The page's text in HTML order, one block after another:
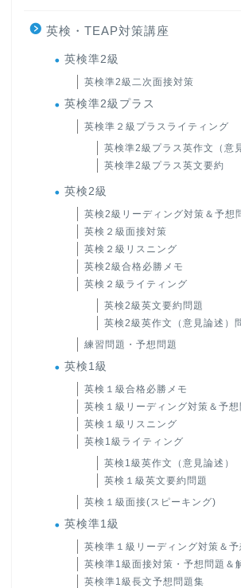
英検・TEAP対策講座
英検準2級
英検準2級二次面接対策
英検準2級プラス
英検準２級プラスライティング
英検準2級プラス英作文（意
英検準2級プラス英文要約
英検2級
英検2級リーディング対策＆予想
英検２級面接対策
英検２級リスニング
英検2級合格必勝メモ
英検２級ライティング
英検2級英文要約問題
英検2級英作文（意見論述）
練習問題・予想問題
英検1級
英検１級合格必勝メモ
英検１級リーディング対策＆予想
英検１級リスニング
英検1級ライティング
英検1級英作文（意見論述）
英検１級英文要約問題
英検１級面接(スピーキング)
英検準1級
英検準１級リーディング対策＆予
英検準1級面接対策・予想問題＆
英検準1級長文予想問題集